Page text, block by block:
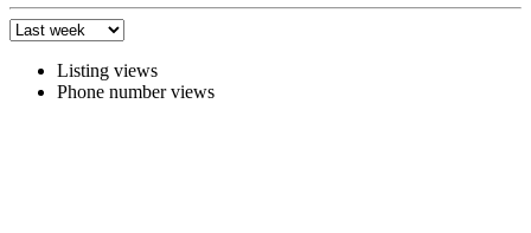
Listing views
Phone number views